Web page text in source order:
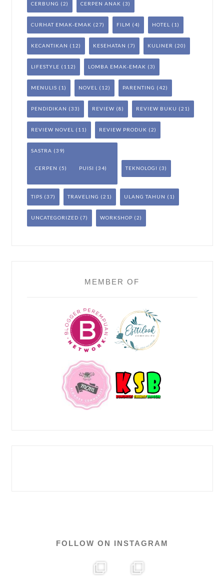
CERBUNG (2) CERPEN ANAK (3)
CURHAT EMAK-EMAK (27) FILM (4) HOTEL (1)
KECANTIKAN (12) KESEHATAN (7) KULINER (20)
LIFESTYLE (112) LOMBA EMAK-EMAK (3)
MENULIS (1) NOVEL (12) PARENTING (42)
PENDIDIKAN (33) REVIEW (8) REVIEW BUKU (21)
REVIEW NOVEL (11) REVIEW PRODUK (2)
SASTRA (39)
CERPEN (5) PUISI (34) TEKNOLOGI (3)
TIPS (37) TRAVELING (21) ULANG TAHUN (1)
UNCATEGORIZED (7) WORKSHOP (2)
MEMBER OF
FOLLOW ON INSTAGRAM